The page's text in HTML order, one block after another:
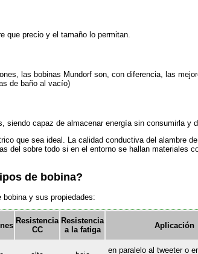
que precio y el tamaño lo permitan.
las bobinas Mundorf son, con diferencia, las
de baño al vacío)
siendo capaz de almacenar energía sin consumirla y
que sea ideal. La calidad conductiva del alambre
del sobre todo si en el entorno se hallan materiales
de bobina?
y sus propiedades:
Resistencia
CC
Resistencia
a la fatiga
Aplicación
en paralelo al tweeter o